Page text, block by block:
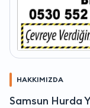
HAKKIMIZDA
Samsun Hurda